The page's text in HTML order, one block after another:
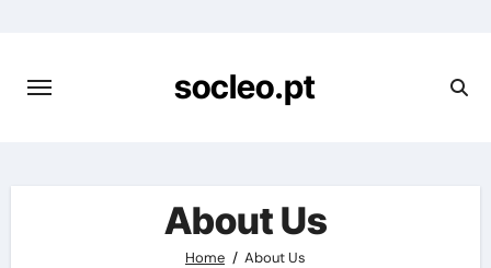
content
socleo.pt
About Us
Home About Us